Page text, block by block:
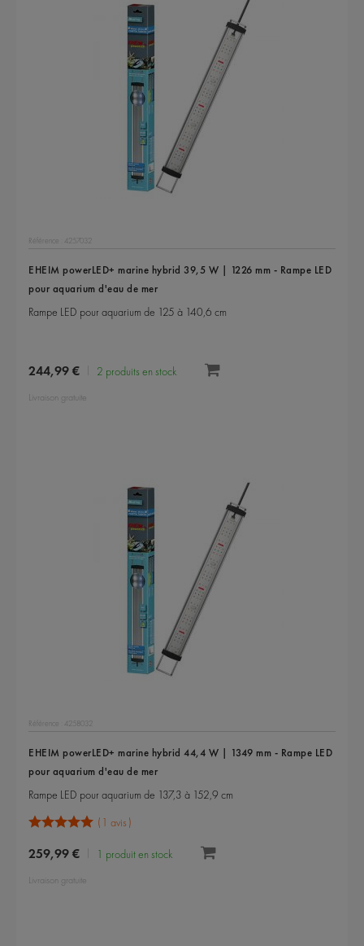
Référence : 4257032
EHEIM powerLED+ marine hybrid 39,5 W | 1226 mm - Rampe LED
pour aquarium d'eau de mer
Rampe LED pour aquarium de 125 à 140,6 cm
244,99 € 2 produits en stock
Livraison gratuite
Référence : 4258032
EHEIM powerLED+ marine hybrid 44,4 W | 1349 mm - Rampe LED
pour aquarium d'eau de mer
Rampe LED pour aquarium de 137,3 à 152,9 cm
1 avis
259,99 € 1 produit en stock
Livraison gratuite